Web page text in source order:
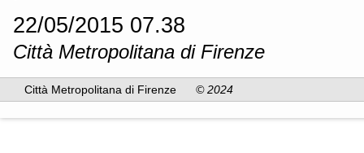
22/05/2015 07.38
Città Metropolitana di Firenze
Città Metropolitana di Firenze © 2024